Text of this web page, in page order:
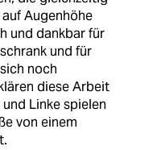
Augenhöhe
und dankbar für
und für
noch
diese Arbeit
Linke spielen
von einem